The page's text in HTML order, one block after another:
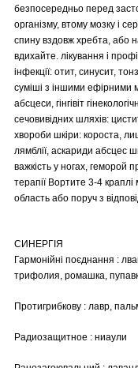
безпосередньо перед
організму, втому мозку і
спину вздовж хребта, або
вдихайте. лікування і
інфекції: отит, синусит,
суміші з іншими ефірними
абсцеси, гінгівіт
сечовивідних шляхів:
хвороби шкіри: короста,
лямблії, аскариди абсцес
важкість у ногах, геморой
терапії Вортите 3-4
область або поруч з
СИНЕРГІЯ
Гармонійні поєднання :
трифолия, ромашка,
Протигрибкову : лавр,
Радиозащитное : ниаули